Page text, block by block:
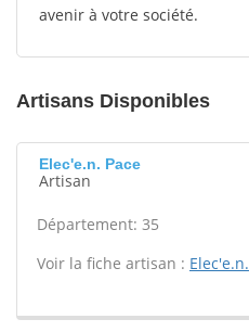
avenir à votre société.
Artisans Disponibles
Elec'e.n. Pace
Artisan
Département: 35
Voir la fiche artisan : Elec'e.n.